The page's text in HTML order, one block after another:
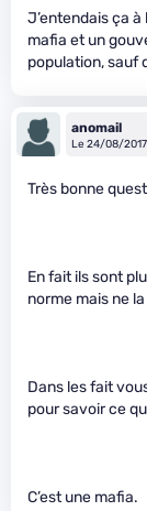
J’entendais ça
mafia et un
population, sauf
anomail
Le 24/08/2017
Très bonne
En fait ils sont
norme mais ne
Dans les fait
pour savoir ce
C’est une mafia.